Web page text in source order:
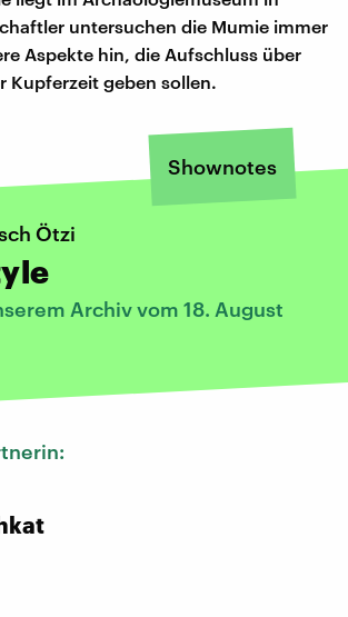
untersuchen die Mumie immer
Aspekte hin, die Aufschluss über
Kupferzeit geben sollen.
Shownotes
Ötzi
Archiv vom 18. August